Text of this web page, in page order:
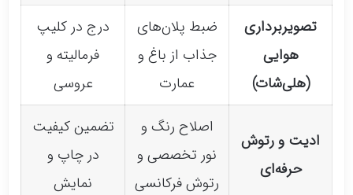
تصویربرداری
هوایی
(هلی‌شات)
ضبط پلان‌های
جذاب از باغ و
عمارت
درج در کلیپ
فرمالیته و
عروسی
ادیت و رتوش
حرفه‌ای
اصلاح رنگ و
نور تخصصی و
رتوش فرکانسی
تضمین کیفیت
در چاپ و
نمایش